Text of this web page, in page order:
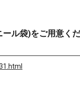
ル袋)をご用意くだ